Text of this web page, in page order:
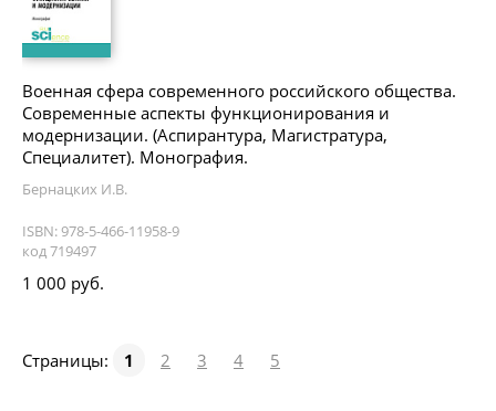
Военная сфера современного российского общества.
Современные аспекты функционирования и
модернизации. (Аспирантура, Магистратура,
Специалитет). Монография.
Бернацких И.В.
ISBN: 978-5-466-11958-9
код 719497
1 000 руб.
Страницы: 1 2 3 4 5